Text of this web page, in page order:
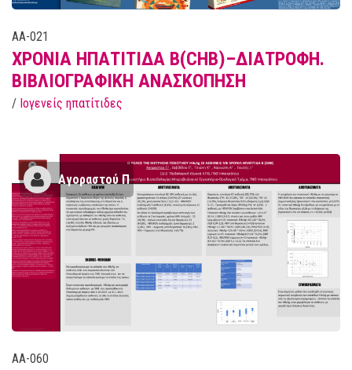
AA-021
ΧΡΟΝΙΑ ΗΠΑΤΙΤΙΔΑ Β(CHB)–ΔΙΑΤΡΟΦΗ.
ΒΙΒΛΙΟΓΡΑΦΙΚΗ ΑΝΑΣΚΟΠΗΣΗ
/ Ιογενείς ηπατίτιδες
Αγοραστού Π
AA-060